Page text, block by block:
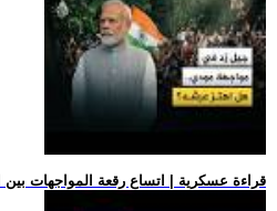
.. قراءة عسكرية | اتساع رقعة المواجهات بين